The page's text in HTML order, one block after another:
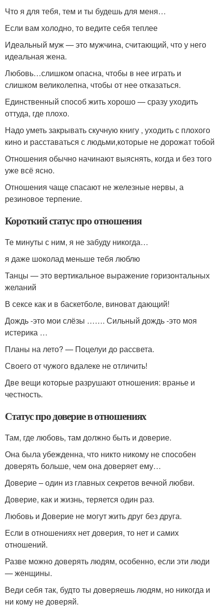
Что я для тебя, тем и ты будешь для меня…
Если вам холодно, то ведите себя теплее
Идеальный муж — это мужчина, считающий, что у него
идеальная жена.
Любовь…слишком опасна, чтобы в нее играть и
слишком великолепна, чтобы от нее отказаться.
Единственный способ жить хорошо — сразу уходить
оттуда, где плохо.
Надо уметь закрывать скучную книгу , уходить с плохого
кино и расставаться с людьми,которые не дорожат тобой
Отношения обычно начинают выяснять, когда и без того
уже всё ясно.
Отношения чаще спасают не железные нервы, а
резиновое терпение.
Короткий статус про отношения
Те минуты с ним, я не забуду никогда…
я даже шоколад меньше тебя люблю
Танцы — это вертикальное выражение горизонтальных
желаний
В сексе как и в баскетболе, виноват дающий!
Дождь -это мои слёзы ……. Сильный дождь -это моя
истерика …
Планы на лето? — Поцелуи до рассвета.
Своего от чужого вдалеке не отличить!
Две вещи которые разрушают отношения: вранье и
честность.
Статус про доверие в отношениях
Там, где любовь, там должно быть и доверие.
Она была убежденна, что никто никому не способен
доверять больше, чем она доверяет ему…
Доверие – один из главных секретов вечной любви.
Доверие, как и жизнь, теряется один раз.
Любовь и Доверие не могут жить друг без друга.
Если в отношениях нет доверия, то нет и самих
отношений.
Разве можно доверять людям, особенно, если эти люди
— женщины.
Веди себя так, будто ты доверяешь людям, но никогда и
ни кому не доверяй.